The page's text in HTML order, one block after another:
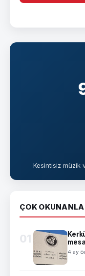
Kesintisiz müzik
ÇOK
01
4 ay